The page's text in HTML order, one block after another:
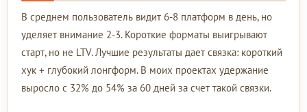
В среднем пользователь видит 6-8 платформ в день, но
уделяет внимание 2-3. Короткие форматы выигрывают
старт, но не LTV. Лучшие результаты дает связка: короткий
хук + глубокий лонгформ. В моих проектах удержание
выросло с 32% до 54% за 60 дней за счет такой связки.